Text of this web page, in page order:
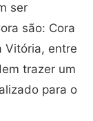
ser
são: Cora
Vitória, entre
trazer um
para o